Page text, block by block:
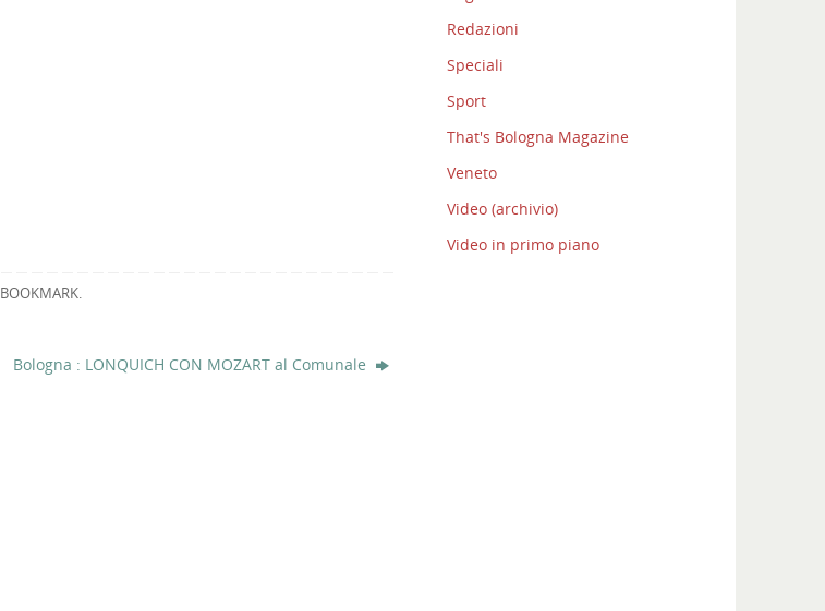
BOOKMARK.
Bologna : LONQUICH CON MOZART al Comunale
Redazioni
Speciali
Sport
That's Bologna Magazine
Veneto
Video (archivio)
Video in primo piano